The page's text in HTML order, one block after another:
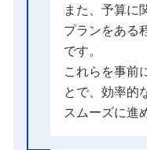
また、予算に
プランをある
です。
これらを事前
とで、効率的
スムーズに進